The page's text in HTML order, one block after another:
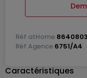
exigence --
futur chez-vous
avez la possibilité
Cet appartement
Réf atHome 8640803
Réf Agence 6751/A4
Caractéristiques